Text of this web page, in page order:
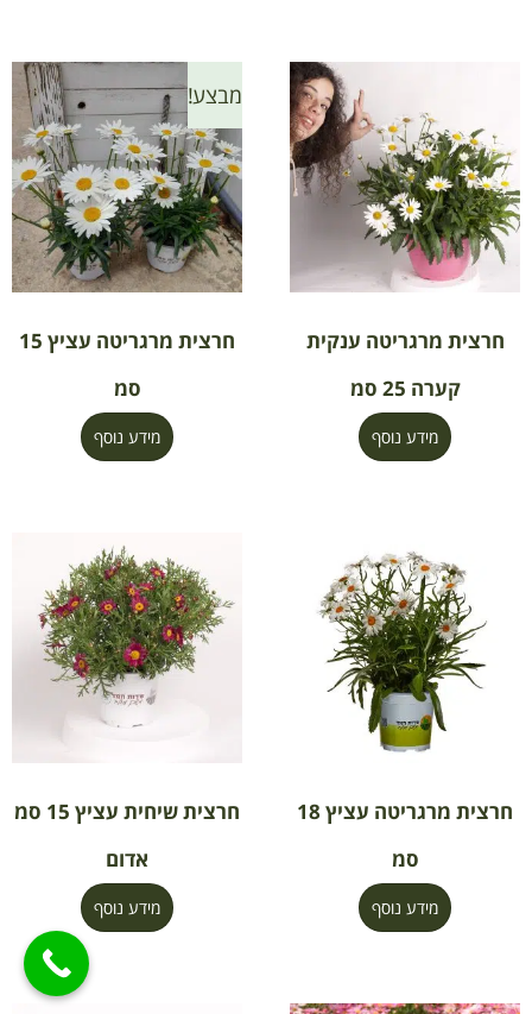
חרצית מרגריטה ענקית
קערה 25 סמ
מידע נוסף
מבצע!
חרצית מרגריטה עציץ 15
סמ
מידע נוסף
חרצית מרגריטה עציץ 18
סמ
מידע נוסף
חרצית שיחית עציץ 15 סמ
אדום
מידע נוסף